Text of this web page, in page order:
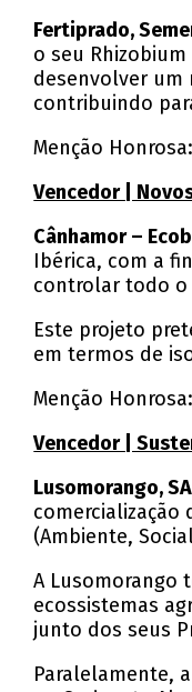
Fertiprado,
o seu
desenvolver um
contribuindo
Menção
Vencedor |
Cânhamor –
Ibérica, com a
controlar todo o
Este projeto
em termos de
Menção
Vencedor |
Lusomorango, SA
(Ambiente,
A Lusomorango
ecossistemas
junto dos seus
Paralelamente,